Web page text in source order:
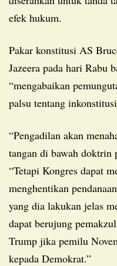
efek hukum.
Pakar konstitusi AS Bruce Fein mengatakan kepada Al
Jazeera pada hari Rabu
“mengabaikan
palsu tentang
“Pengadilan akan menahan diri untuk tidak campur
tangan di bawah doktrin
“Tetapi Kongres dapat
menghentikan
yang dia lakukan jelas
dapat berujung
Trump jika pemilu
kepada Demokrat.”